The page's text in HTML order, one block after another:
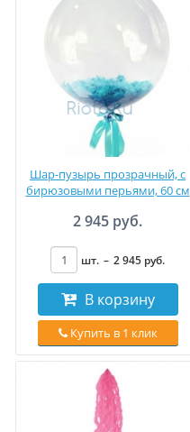
Шар-пузырь прозрачный, с
бирюзовыми перьями, 60 см
2 945 руб.
шт. – 2 945 руб.
В корзину
Купить в 1 клик